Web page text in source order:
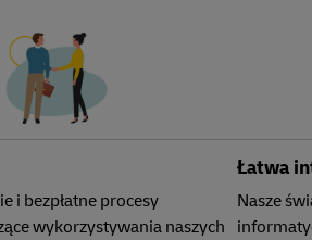
i bezpłatne procesy
wykorzystywania naszych
Łatwa
Nasze